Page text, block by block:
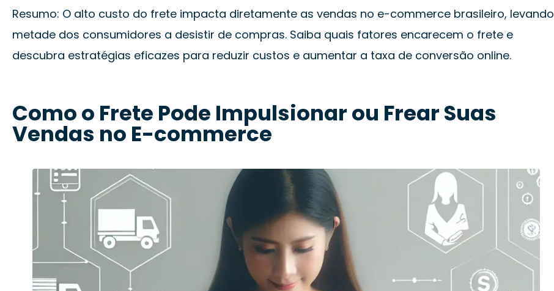
Resumo: O alto custo do frete impacta diretamente as vendas no e-commerce brasileiro, levando
metade dos consumidores a desistir de compras. Saiba quais fatores encarecem o frete e
descubra estratégias eficazes para reduzir custos e aumentar a taxa de conversão online.
Como o Frete Pode Impulsionar ou Frear Suas
Vendas no E-commerce